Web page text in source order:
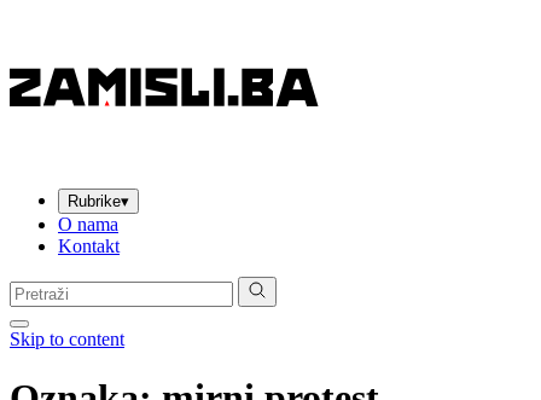
Rubrike▾
O nama
Kontakt
Pretraga:
Skip to content